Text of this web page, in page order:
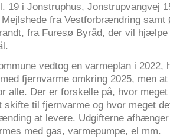
19 i Jonstruphus, Jonstrupvangvej
Mejlshede fra Vestforbrændring
fra Furesø Byråd, der vil hjælpe
vedtog en varmeplan i 2022,
fjernvarme omkring 2025, men
alle. Der er forskelle på, hvor
skifte til fjernvarme og hvor meget
at levere. Udgifterne
med gas, varmepumpe, el mm.